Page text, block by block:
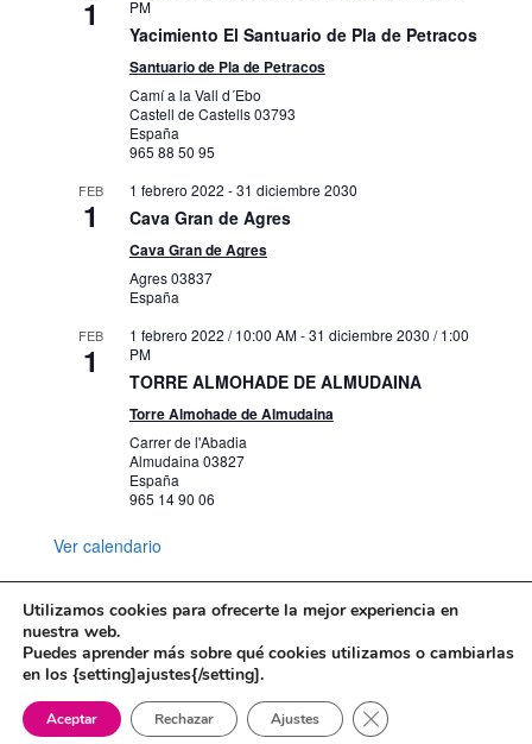
1
PM
Yacimiento El Santuario de Pla de Petracos
Santuario de Pla de Petracos
Camí a la Vall d´Ebo
Castell de Castells03793
España
965 88 50 95
FEB
1
1 febrero 2022 -31 diciembre 2030
Cava Gran de Agres
Cava Gran de Agres
Agres03837
España
FEB
1
1 febrero 2022 / 10:00 AM-31 diciembre 2030 / 1:00
PM
TORRE ALMOHADE DE ALMUDAINA
Torre Almohade de Almudaina
Carrer de l'Abadia
Almudaina 03827
España
965 14 90 06
Ver calendario
Mapa web
Política de Privacidad
Politica de cookies
Utilizamos cookies para ofrecerte la mejor experiencia en
nuestra web.
Puedes aprender más sobre qué cookies utilizamos o cambiarlas
en los {setting]ajustes{/setting].
Aceptar Rechazar Ajustes Cerrar el banner de